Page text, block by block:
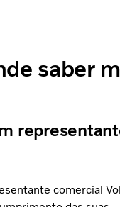
saber
comercial